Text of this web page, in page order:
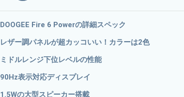
DOOGEE Fire 6 Powerの詳細スペック
レザー調パネルが超カッコいい！カラーは2色
ミドルレンジ下位レベルの性能
90Hz表示対応ディスプレイ
1.5Wの大型スピーカー搭載